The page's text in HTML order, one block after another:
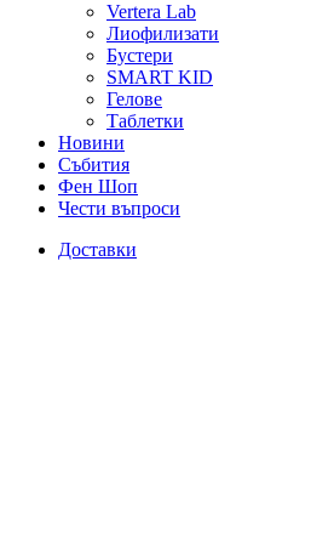
Vertera Lab
Лиофилизати
Бустери
SMART KID
Гелове
Таблетки
Новини
Събития
Фен Шоп
Чести въпроси
Доставки